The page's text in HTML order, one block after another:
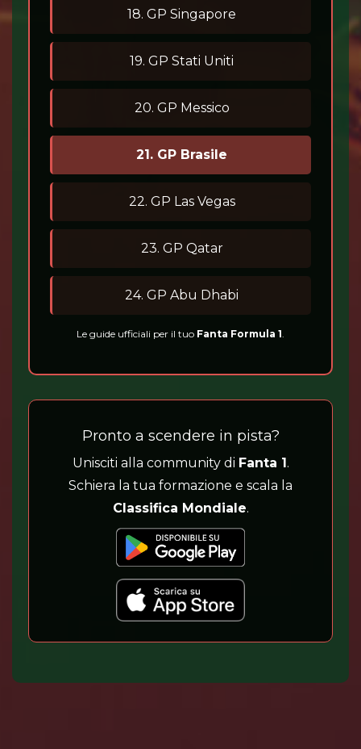
18. GP Singapore
19. GP Stati Uniti
20. GP Messico
21. GP Brasile
22. GP Las Vegas
23. GP Qatar
24. GP Abu Dhabi
Le guide ufficiali per il tuo Fanta Formula 1.
Pronto a scendere in pista?
Unisciti alla community di Fanta 1 .
Schiera la tua formazione e scala la
Classifica Mondiale.